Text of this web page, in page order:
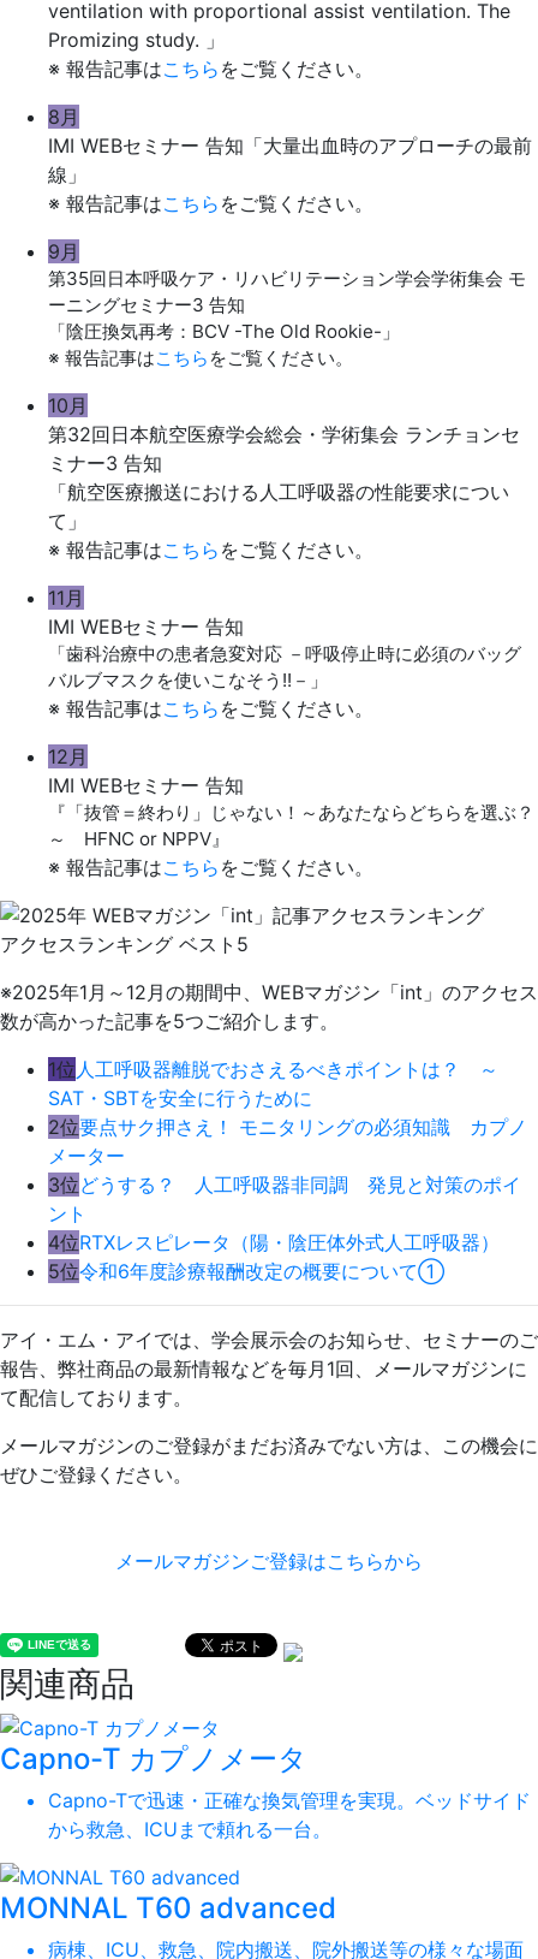
ventilation with proportional assist ventilation. The
Promizing study. 」
※ 報告記事はこちら をご覧ください。
8月
IMI WEBセミナー 告知「大量出血時のアプローチの最前
線」
※ 報告記事はこちら をご覧ください。
9月
第35回日本呼吸ケア・リハビリテーション学会学術集会 モ
ーニングセミナー3 告知
「陰圧換気再考：BCV -The Old Rookie-」
※ 報告記事はこちら をご覧ください。
10月
第32回日本航空医療学会総会・学術集会 ランチョンセ
ミナー3 告知
「航空医療搬送における人工呼吸器の性能要求につい
て」
※ 報告記事はこちら をご覧ください。
11月
IMI WEBセミナー 告知
「歯科治療中の患者急変対応 －呼吸停止時に必須のバッグ
バルブマスクを使いこなそう!!－」
※ 報告記事はこちら をご覧ください。
12月
IMI WEBセミナー 告知
『「抜管＝終わり」じゃない！～あなたならどちらを選ぶ？
～ HFNC or NPPV』
※ 報告記事はこちら をご覧ください。
アクセスランキング ベスト5
※2025年1月～12月の期間中、WEBマガジン「int」のアクセス
数が高かった記事を5つご紹介します。
1位人工呼吸器離脱でおさえるべきポイントは？ ～
SAT・SBTを安全に行うために
2位要点サク押さえ！ モニタリングの必須知識 カプノ
メーター
3位どうする？ 人工呼吸器非同調 発見と対策のポイ
ント
4位RTXレスピレータ（陽・陰圧体外式人工呼吸器）
5位令和6年度診療報酬改定の概要について①
アイ・エム・アイでは、学会展示会のお知らせ、セミナーのご
報告、弊社商品の最新情報などを毎月1回、メールマガジンに
て配信しております。
メールマガジンのご登録がまだお済みでない方は、この機会に
ぜひご登録ください。
メールマガジンご登録はこちらから
関連商品
Capno-T カプノメータ
Capno-Tで迅速・正確な換気管理を実現。ベッドサイド
から救急、ICUまで頼れる一台。
MONNAL T60 advanced
病棟、ICU、救急、院内搬送、院外搬送等の様々な場面